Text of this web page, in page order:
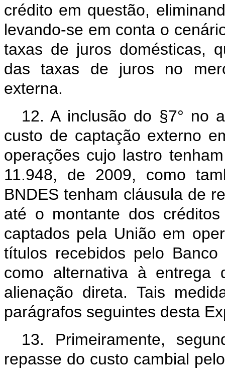
crédito em questão,
levando-se em conta o
taxas de juros domésticas,
das taxas de juros no
externa.
12. A inclusão do §7° no
custo de captação externo
operações cujo lastro
11.948, de 2009, como
BNDES tenham cláusula de
até o montante dos
captados pela União em
títulos recebidos pelo
como alternativa à entrega
alienação direta. Tais
parágrafos seguintes desta
13. Primeiramente,
repasse do custo cambial